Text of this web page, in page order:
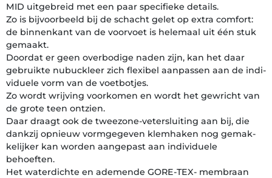
MID uitgebreid met een paar specifieke details.
Zo is bijvoorbeeld bij de schacht gelet op extra comfort:
de binnenkant van de voorvoet is helemaal uit één stuk
gemaakt.
Doordat er geen over­bodige naden zijn, kan het daar
gebruikte nubuckleer zich flexibel aanpassen aan de indi­
viduele vorm van de voet­botjes.
Zo wordt wrijving voorkomen en wordt het gewricht van
de grote teen ontzien.
Daar draagt ook de tweezone-veter­sluiting aan bij, die
dankzij opnieuw vorm­gegeven klemhaken nog gemak­
ke­lijker kan worden aangepast aan indi­viduele
behoeften.
Het water­dichte en ademende GORE-TEX- membraan